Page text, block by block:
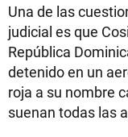
Una de las
judicial es que
República
detenido en un
roja a su nombre
suenan todas las